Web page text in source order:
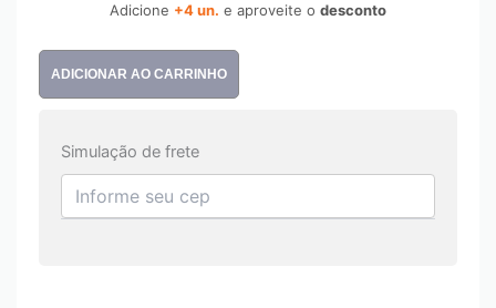
Adicione +4 un. e aproveite o desconto
ADICIONAR AO CARRINHO
Simulação de frete